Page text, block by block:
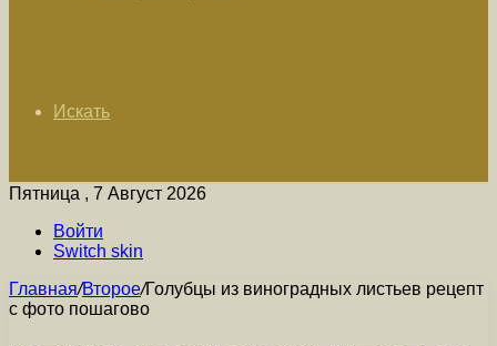
Искать
Пятница , 7 Август 2026
Войти
Switch skin
Главная/Второе/Голубцы из виноградных листьев рецепт
с фото пошагово